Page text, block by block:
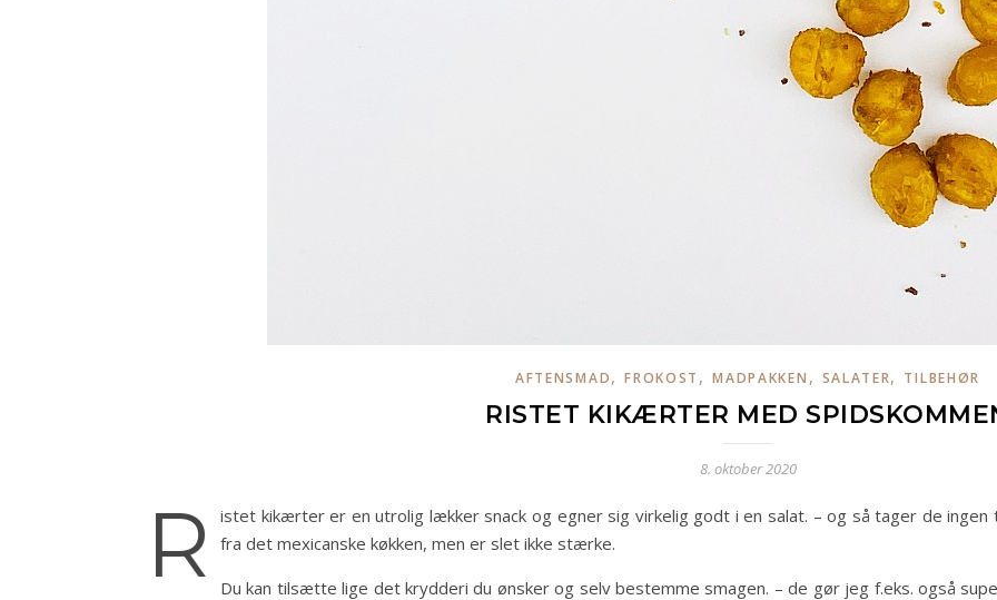
AFTENSMAD,FROKOST ,MADPAKKEN , SALATER, TILBEHØR
RISTET KIKÆRTER MED
8. oktober 2020
R
istet kikærter er en utrolig lækker snack og egner sig virkelig godt i en salat. – og så tager de
fra det mexicanske køkken, men er slet ikke stærke.
Du kan tilsætte lige det krydderi du ønsker og selv bestemme smagen. – de gør jeg f.eks. også